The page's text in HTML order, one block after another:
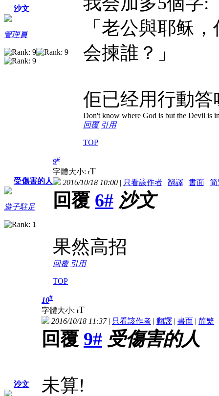
沙文
管理員
「老公與耶稣
会揀誰？」
佢已经用行動答
Don't know where God is but the Devil is
回覆 引用
TOP
受傷害的人
遊子駐足
9#
字體大小: tT
2016/10/18 10:00 | 只看該作者 | 翻譯 | 書面 | 简
回覆 6# 沙文
果然高招
回覆 引用
TOP
沙文
10#
字體大小: tT
2016/10/18 11:37| 只看該作者 | 翻譯 | 書面 | 简繁
回覆 9# 受傷害的人
未算!